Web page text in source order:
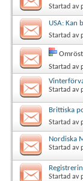
Startad av
USA: Kan
Startad av
Startad av
Startad av
Brittiska
Startad av
Nordiska
Startad av
Startad av